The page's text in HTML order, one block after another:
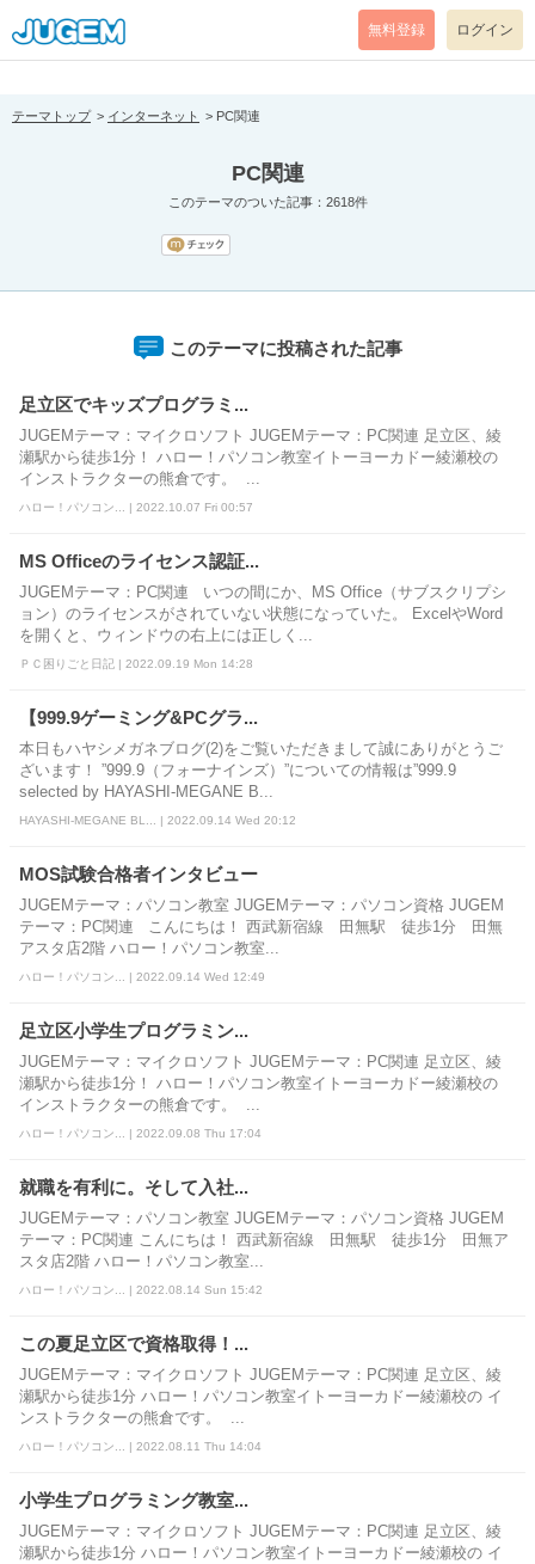
[pear_error: message="Success" code=0 mode=return level=notice
prefix="" info=""]
無料登録 ログイン
テーマトップ インターネット PC関連
PC関連
このテーマのついた記事：2618件
このテーマに投稿された記事
足立区でキッズプログラミ...
JUGEMテーマ：マイクロソフト JUGEMテーマ：PC関連 足立区、綾
瀬駅から徒歩1分！ ハロー！パソコン教室イトーヨーカドー綾瀬校の
インストラクターの熊倉です。 ...
ハロー！パソコン... | 2022.10.07 Fri 00:57
MS Officeのライセンス認証...
JUGEMテーマ：PC関連 いつの間にか、MS Office（サブスクリプシ
ョン）のライセンスがされていない状態になっていた。 ExcelやWord
を開くと、ウィンドウの右上には正しく...
ＰＣ困りごと日記 | 2022.09.19 Mon 14:28
【999.9ゲーミング&PCグラ...
本日もハヤシメガネブログ(2)をご覧いただきまして誠にありがとうご
ざいます！ ”999.9（フォーナインズ）”についての情報は”999.9
selected by HAYASHI-MEGANE B...
HAYASHI-MEGANE BL... | 2022.09.14 Wed 20:12
MOS試験合格者インタビュー
JUGEMテーマ：パソコン教室 JUGEMテーマ：パソコン資格 JUGEM
テーマ：PC関連 こんにちは！ 西武新宿線 田無駅 徒歩1分 田無
アスタ店2階 ハロー！パソコン教室...
ハロー！パソコン... | 2022.09.14 Wed 12:49
足立区小学生プログラミン...
JUGEMテーマ：マイクロソフト JUGEMテーマ：PC関連 足立区、綾
瀬駅から徒歩1分！ ハロー！パソコン教室イトーヨーカドー綾瀬校の
インストラクターの熊倉です。 ...
ハロー！パソコン... | 2022.09.08 Thu 17:04
就職を有利に。そして入社...
JUGEMテーマ：パソコン教室 JUGEMテーマ：パソコン資格 JUGEM
テーマ：PC関連 こんにちは！ 西武新宿線 田無駅 徒歩1分 田無ア
スタ店2階 ハロー！パソコン教室...
ハロー！パソコン... | 2022.08.14 Sun 15:42
この夏足立区で資格取得！...
JUGEMテーマ：マイクロソフト JUGEMテーマ：PC関連 足立区、綾
瀬駅から徒歩1分 ハロー！パソコン教室イトーヨーカドー綾瀬校の イ
ンストラクターの熊倉です。 ...
ハロー！パソコン... | 2022.08.11 Thu 14:04
小学生プログラミング教室...
JUGEMテーマ：マイクロソフト JUGEMテーマ：PC関連 足立区、綾
瀬駅から徒歩1分 ハロー！パソコン教室イトーヨーカドー綾瀬校の イ